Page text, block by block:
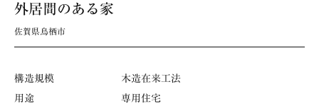
外居間のある家
佐賀県鳥栖市
構造規模
木造在来工法
用途
専用住宅